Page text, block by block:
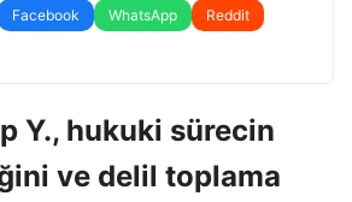
Facebook WhatsApp
Reddit
Y., hukuki sürecin
ve delil toplama